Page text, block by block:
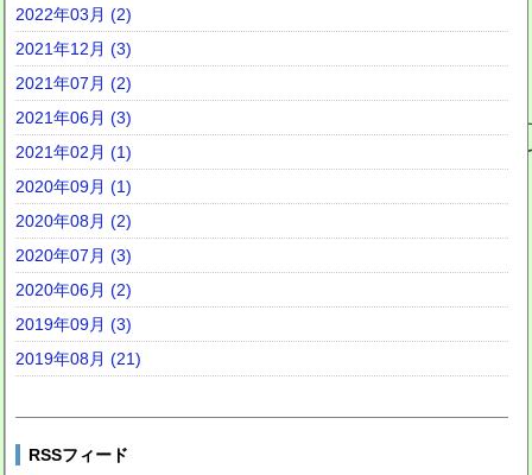
2022年03月 (2)
2021年12月 (3)
2021年07月 (2)
2021年06月 (3)
2021年02月 (1)
2020年09月 (1)
2020年08月 (2)
2020年07月 (3)
2020年06月 (2)
2019年09月 (3)
2019年08月 (21)
RSSフィード